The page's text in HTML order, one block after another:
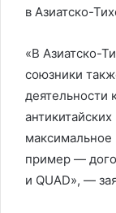
в Азиатско-
«В Азиатско-
союзники
деятельности
максимальное
пример —
и QUAD», —